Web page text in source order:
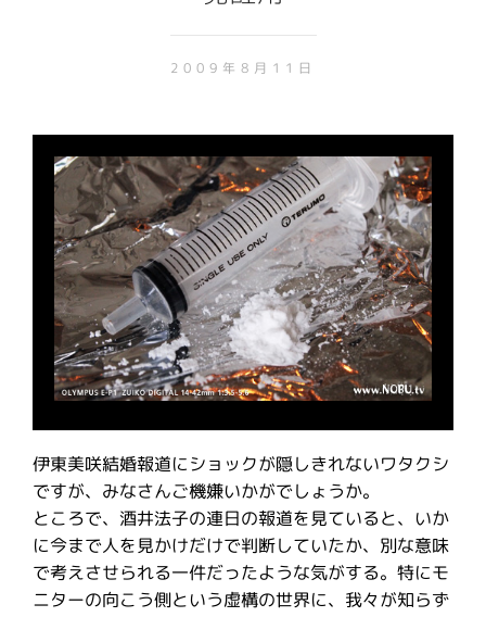
2009年8月11日
伊東美咲結婚報道にショックが隠しきれないワタクシ
ですが、みなさんご機嫌いかがでしょうか。
ところで、酒井法子の連日の報道を見ていると、いか
に今まで人を見かけだけで判断していたか、別な意味
で考えさせられる一件だったような気がする。特にモ
ニターの向こう側という虚構の世界に、我々が知らず